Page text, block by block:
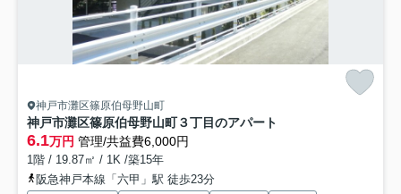
神戸市灘区篠原伯母野山町
神戸市灘区篠原伯母野山町３丁目のアパート
6.1万円 管理/共益費6,000円
1階 / 19.87㎡ / 1K /築15年
阪急神戸本線「六甲」駅 徒歩23分